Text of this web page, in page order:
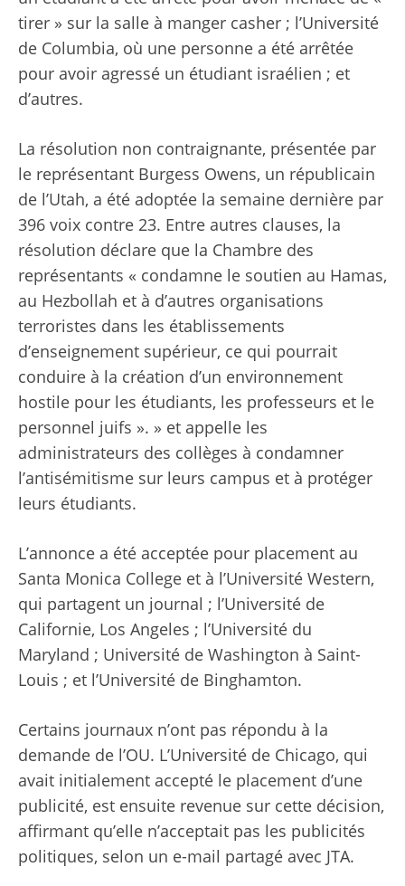
tirer » sur la salle à manger casher ; l’Université
de Columbia, où une personne a été arrêtée
pour avoir agressé un étudiant israélien ; et
d’autres.
La résolution non contraignante, présentée par
le représentant Burgess Owens, un républicain
de l’Utah, a été adoptée la semaine dernière par
396 voix contre 23. Entre autres clauses, la
résolution déclare que la Chambre des
représentants « condamne le soutien au Hamas,
au Hezbollah et à d’autres organisations
terroristes dans les établissements
d’enseignement supérieur, ce qui pourrait
conduire à la création d’un environnement
hostile pour les étudiants, les professeurs et le
personnel juifs ». » et appelle les
administrateurs des collèges à condamner
l’antisémitisme sur leurs campus et à protéger
leurs étudiants.
L’annonce a été acceptée pour placement au
Santa Monica College et à l’Université Western,
qui partagent un journal ; l’Université de
Californie, Los Angeles ; l’Université du
Maryland ; Université de Washington à Saint-
Louis ; et l’Université de Binghamton.
Certains journaux n’ont pas répondu à la
demande de l’OU. L’Université de Chicago, qui
avait initialement accepté le placement d’une
publicité, est ensuite revenue sur cette décision,
affirmant qu’elle n’acceptait pas les publicités
politiques, selon un e-mail partagé avec JTA.